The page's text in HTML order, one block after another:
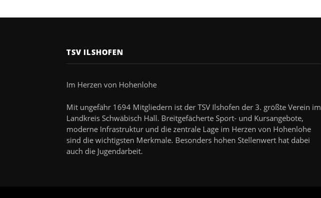
TSV ILSHOFEN
Im Herzen von Hohenlohe
Mit ungefähr 1694 Mitgliedern ist der TSV Ilshofen der 3. größte Verein im
Landkreis Schwäbisch Hall. Breitgefächerte Sport- und Kursangebote,
moderne Infrastruktur und die zentrale Lage im Herzen von Hohenlohe
sind die wichtigsten Merkmale. Besonders hohen Stellenwert hat dabei
auch die Jugendarbeit.